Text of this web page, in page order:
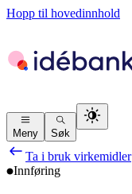
Hopp til hovedinnhold
Meny Søk
Ta i bruk virkemidler
Innføring